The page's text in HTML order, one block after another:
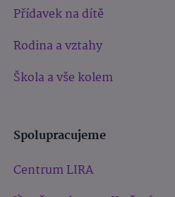
Přídavek na dítě
Rodina a vztahy
Škola a vše kolem
Spolupracujeme
Centrum LIRA